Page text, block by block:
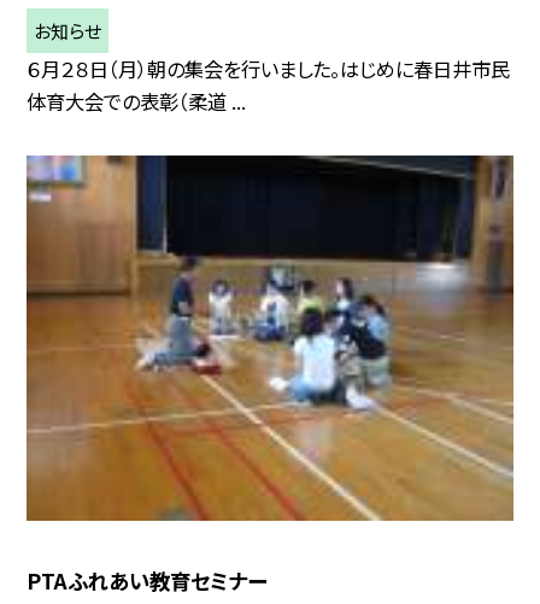
お知らせ
６月２８日（月）朝の集会を行いました。はじめに春日井市民
体育大会での表彰（柔道 ...
PTAふれあい教育セミナー